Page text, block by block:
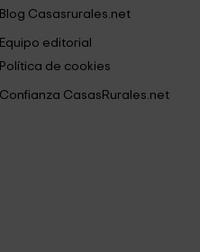
Blog Casasrurales.net
Equipo editorial
Política de cookies
Confianza CasasRurales.net